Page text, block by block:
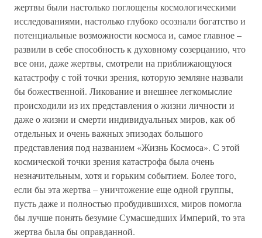
жертвы были настолько поглощены космологическими
исследованиями, настолько глубоко осознали богатство и
потенциальные возможности космоса и, самое главное –
развили в себе способность к духовному созерцанию, что
все они, даже жертвы, смотрели на приближающуюся
катастрофу с той точки зрения, которую земляне назвали
бы божественной. Ликование и внешнее легкомыслие
происходили из их представления о жизни личности и
даже о жизни и смерти индивидуальных миров, как об
отдельных и очень важных эпизодах большого
представления под названием «Жизнь Космоса». С этой
космической точки зрения катастрофа была очень
незначительным, хотя и горьким событием. Более того,
если бы эта жертва – уничтожение еще одной группы,
пусть даже и полностью пробудившихся, миров помогла
бы лучше понять безумие Сумасшедших Империй, то эта
жертва была бы оправданной.